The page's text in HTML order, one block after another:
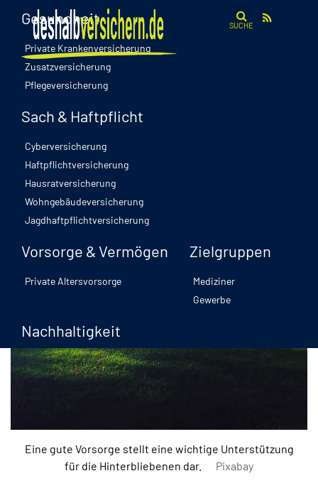
SUCHE
Gesundheit
Private Krankenversicherung
Zusatzversicherung
Pflegeversicherung
Sach & Haftpflicht
Cyberversicherung
Haftpflichtversicherung
Hausratversicherung
Wohngebäudeversicherung
Jagdhaftpflichtversicherung
Vorsorge & Vermögen
Private Altersvorsorge
Zielgruppen
Mediziner
Gewerbe
Nachhaltigkeit
Eine gute Vorsorge stellt eine wichtige Unterstützung
für die Hinterbliebenen dar.
Pixabay